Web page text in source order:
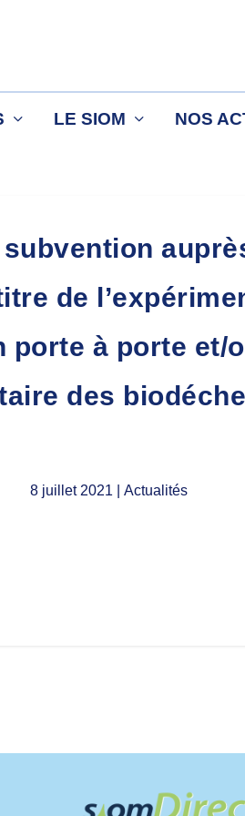
LE SIOM NOS
de
porte à porte et/
des
8 juillet 2021 | Actualités